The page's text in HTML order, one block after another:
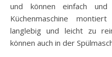
und können einfach
Küchenmaschine
langlebig und leicht zu
können auch in der